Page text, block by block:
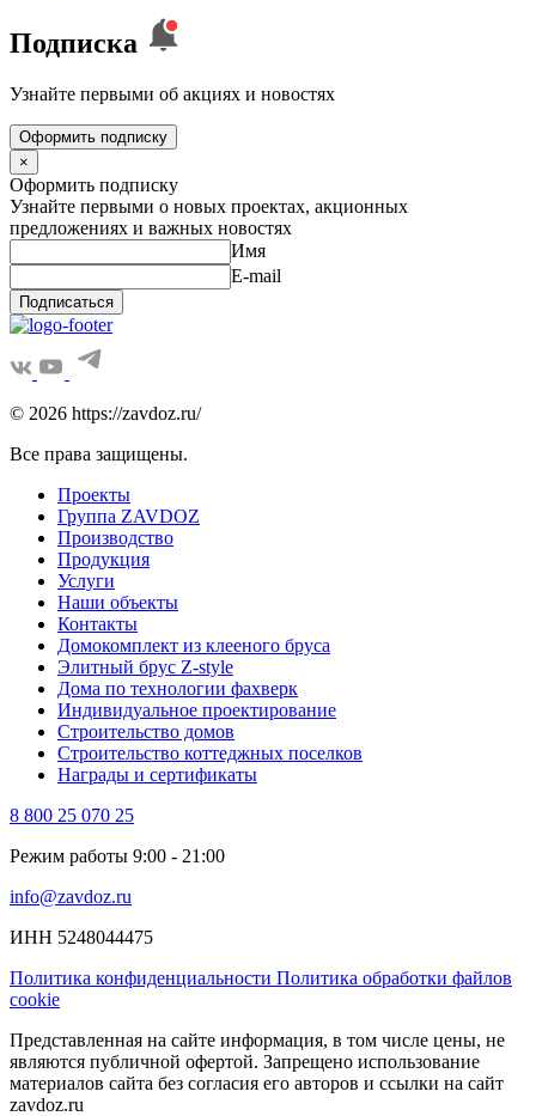
Подписка
Узнайте первыми об акциях и новостях
Оформить подписку
×
Оформить подписку
Узнайте первыми о новых проектах, акционных
предложениях и важных новостях
Имя
E-mail
Подписаться
© 2026 https://zavdoz.ru/
Все права защищены.
Проекты
Группа ZAVDOZ
Производство
Продукция
Услуги
Наши объекты
Контакты
Домокомплект из клееного бруса
Элитный брус Z-style
Дома по технологии фахверк
Индивидуальное проектирование
Строительство домов
Строительство коттеджных поселков
Награды и сертификаты
8 800 25 070 25
Режим работы 9:00 - 21:00
info@zavdoz.ru
ИНН 5248044475
Политика конфиденциальности Политика обработки файлов
cookie
Представленная на сайте информация, в том числе цены, не
являются публичной офертой. Запрещено использование
материалов сайта без согласия его авторов и ссылки на сайт
zavdoz.ru